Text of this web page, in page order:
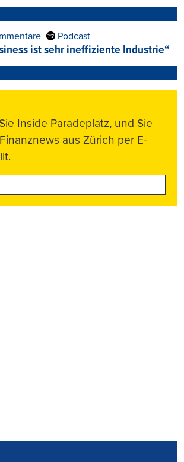
Podcast
ist sehr ineffiziente Industrie“
Inside Paradeplatz, und Sie
aus Zürich per E-